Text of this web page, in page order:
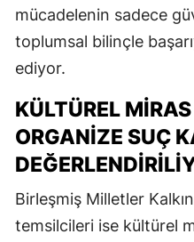
mücadelenin sadece
toplumsal bilinçle
ediyor.
KÜLTÜREL
ORGANIZE SUÇ
Birleşmiş Milletler
temsilcileri ise kültürel